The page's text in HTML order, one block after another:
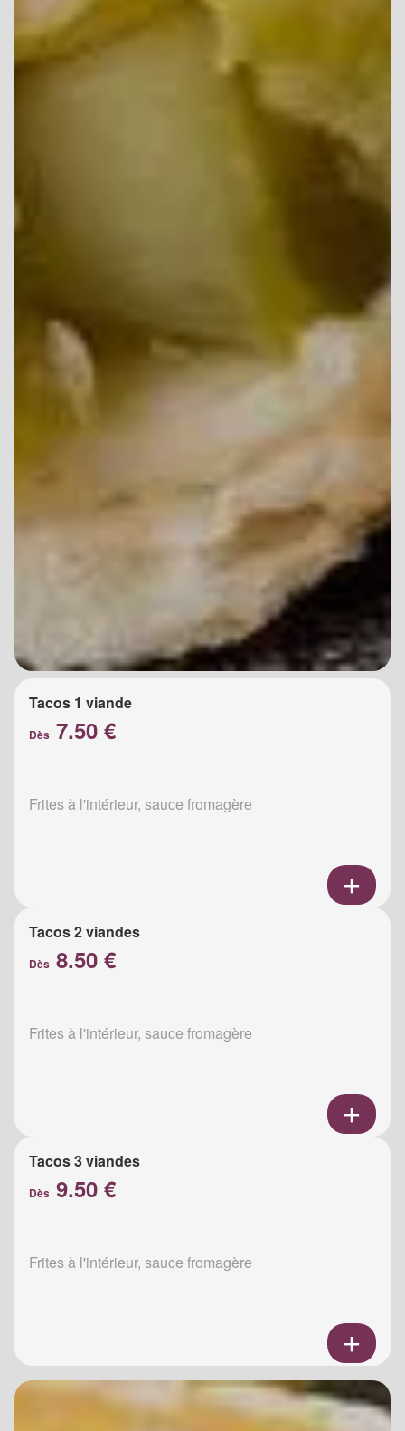
Tacos 1 viande
Dès 7.50 €
Frites à l'intérieur, sauce fromagère
Tacos 2 viandes
Dès 8.50 €
Frites à l'intérieur, sauce fromagère
Tacos 3 viandes
Dès 9.50 €
Frites à l'intérieur, sauce fromagère